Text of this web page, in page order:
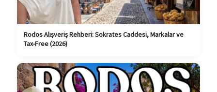
Rodos Alışveriş Rehberi: Sokrates Caddesi, Markalar ve
Tax-Free (2026)